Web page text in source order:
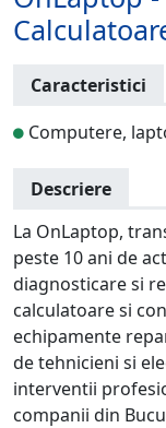
Caracteristici
Computere,
Descriere
La OnLaptop,
peste 10 ani de
diagnosticare si
calculatoare si
echipamente
de tehnicieni si
interventii
companii din